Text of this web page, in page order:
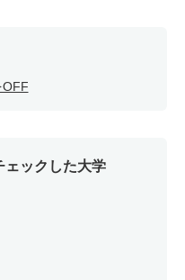
OFF
ェックした大学